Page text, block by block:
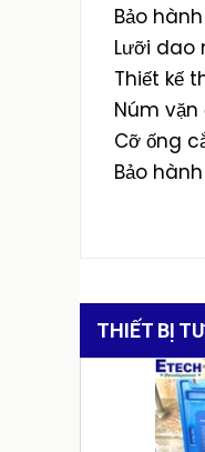
Bảo
Lưỡi dao
Thiết kế
Núm vặn
Cỡ ống
Bảo
THIẾT BỊ